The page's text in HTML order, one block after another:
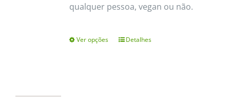
qualquer pessoa, vegan ou não.
Ver opções
ThisDetalhes